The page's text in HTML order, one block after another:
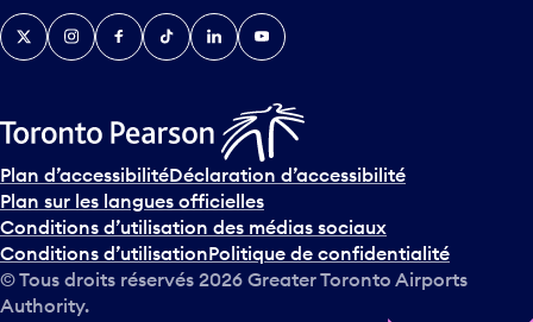
TwitterInstagramFacebook
TikTokLinkedInYouTube
Plan d’accessibilitéDéclaration d’accessibilité
Plan sur les langues officielles
Conditions d’utilisation des médias sociaux
Conditions d’utilisationPolitique de confidentialité
© Tous droits réservés 2026 Greater Toronto Airports
Authority.